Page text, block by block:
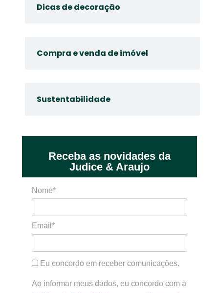
Dicas de decoração
Compra e venda de imóvel
Sustentabilidade
Receba as novidades da
Judice & Araujo
Nome*
Email*
Eu concordo em receber comunicações.
Ao informar meus dados, eu concordo com a